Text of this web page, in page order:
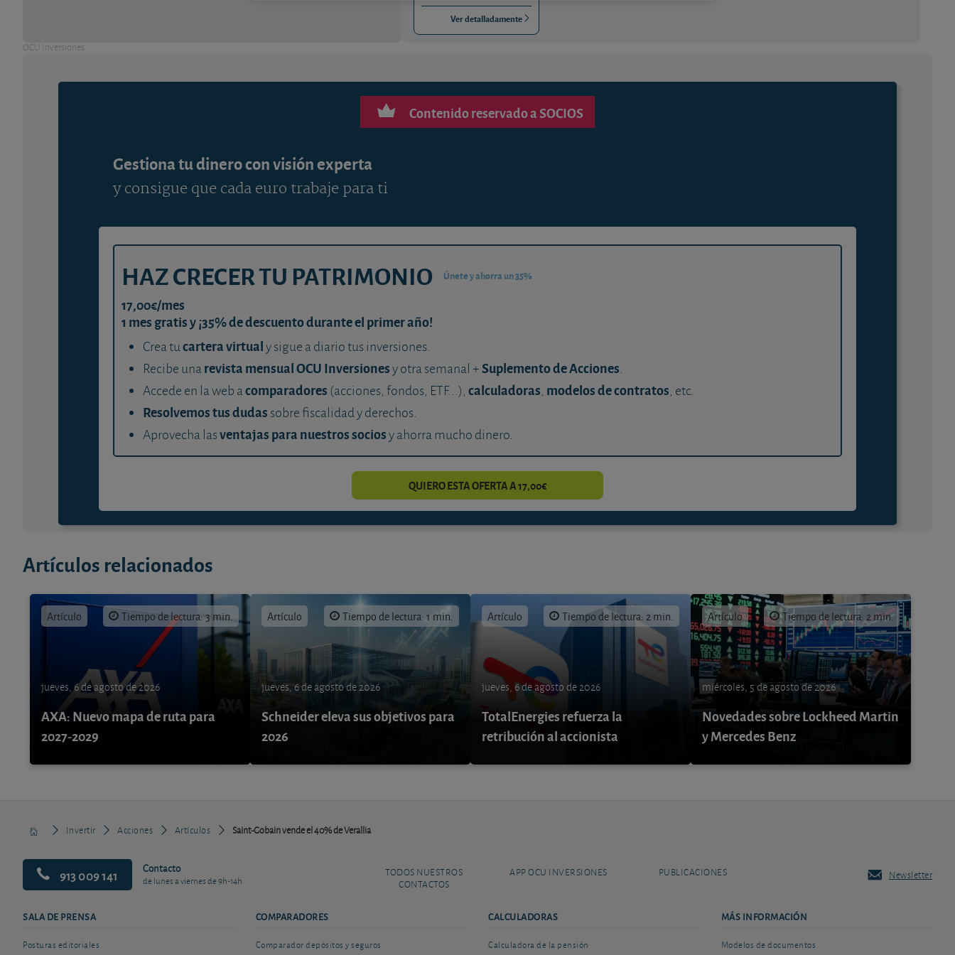
OCU Inversiones
Ver detalladamente
Contenido reservado a SOCIOS
Gestiona tu dinero con visión experta
y consigue que cada euro trabaje para ti
HAZ CRECER TU PATRIMONIO Únete y ahorra un 35%
17,00€/mes
1 mes gratis y ¡35% de descuento durante el primer año!
Crea tucartera virtualy sigue a diario tus inversiones.
Recibe unarevista mensual OCU Inversionesy otra semanal +Suplemento de Acciones.
Accede en la web acomparadores (acciones, fondos, ETF...), calculadoras, modelos de contratos, etc.
Resolvemos tus dudas sobre fiscalidad y derechos.
Aprovecha lasventajas para nuestros sociosy ahorra mucho dinero.
QUIERO ESTA OFERTA A 17,00€
Artículos relacionados
Artículo Tiempo de lectura: 3 min.
jueves, 6 de agosto de 2026
AXA: Nuevo mapa de ruta para
2027-2029
Artículo Tiempo de lectura: 1 min.
jueves, 6 de agosto de 2026
Schneider eleva sus objetivos para
2026
Artículo Tiempo de lectura: 2 min.
jueves, 6 de agosto de 2026
TotalEnergies refuerza la
retribución al accionista
Artículo Tiempo de lectura: 2 min.
miércoles, 5 de agosto de 2026
Novedades sobre Lockheed Martin
y Mercedes Benz
Invertir Acciones Artículos Saint-Gobain vende el 40% de Verallia
913 009 141 Contacto
de lunes a viernes de 9h-14h
TODOS NUESTROS
CONTACTOS
APP OCU INVERSIONES PUBLICACIONES Newsletter
SALA DE PRENSA
Posturas editoriales
COMPARADORES
Comparador depósitos y seguros
CALCULADORAS
Calculadora de la pensión
MÁS INFORMACIÓN
Modelos de documentos